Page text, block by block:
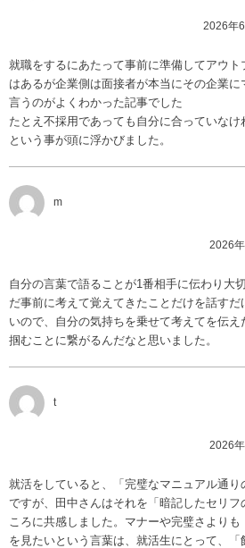
2026年
就職をするにあたって事前に準備してアウ
はあるが企業側は面接者が本当にその企業に
言うのがよくわかった記事でした
たとえ不採用であっても自分に合っていな
という事が頭に浮かびました。
m
2026
自分の言葉で語ることが1番相手に伝わり大
だ事前に考えて覚えてきたことだけを話す
いので、自分の気持ちを乗せて考えてを伝
掴むことに繋がるんだなと思いました。
t
2026
就活をしていると、「完璧なマニュアル通
ですが、田中さんはそれを「暗記したセリフ
ころに共感しました。マナーや完璧さよりも
を見たいという言葉は、就活生にとって、